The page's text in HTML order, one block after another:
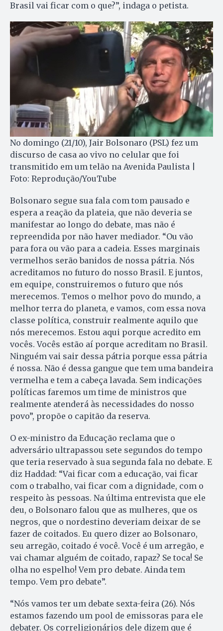
Brasil vai ficar com o que?”, indaga o petista.
No domingo (21/10), Jair Bolsonaro (PSL) fez um
discurso de casa ao vivo no celular que foi
transmitido em um telão na Avenida Paulista |
Foto: Reprodução/YouTube
Bolsonaro segue sua fala com tom pausado e
espera a reação da plateia, que não deveria se
manifestar ao longo do debate, mas não é
repreendida por não haver mediador. “Ou vão
para fora ou vão para a cadeia. Esses marginais
vermelhos serão banidos de nossa pátria. Nós
acreditamos no futuro do nosso Brasil. E juntos,
em equipe, construiremos o futuro que nós
merecemos. Temos o melhor povo do mundo, a
melhor terra do planeta, e vamos, com essa nova
classe política, construir realmente aquilo que
nós merecemos. Estou aqui porque acredito em
vocês. Vocês estão aí porque acreditam no Brasil.
Ninguém vai sair dessa pátria porque essa pátria
é nossa. Não é dessa gangue que tem uma bandeira
vermelha e tem a cabeça lavada. Sem indicações
políticas faremos um time de ministros que
realmente atenderá às necessidades do nosso
povo”, propõe o capitão da reserva.
O ex-ministro da Educação reclama que o
adversário ultrapassou sete segundos do tempo
que teria reservado à sua segunda fala no debate. E
diz Haddad: “Vai ficar com a educação, vai ficar
com o trabalho, vai ficar com a dignidade, com o
respeito às pessoas. Na última entrevista que ele
deu, o Bolsonaro falou que as mulheres, que os
negros, que o nordestino deveriam deixar de se
fazer de coitados. Eu quero dizer ao Bolsonaro,
seu arregão, coitado é você. Você é um arregão, e
vai chamar alguém de coitado, rapaz? Se toca! Se
olha no espelho! Vem pro debate. Ainda tem
tempo. Vem pro debate”.
“Nós vamos ter um debate sexta-feira (26). Nós
estamos fazendo um pool de emissoras para ele
debater. Os correligionários dele dizem que é